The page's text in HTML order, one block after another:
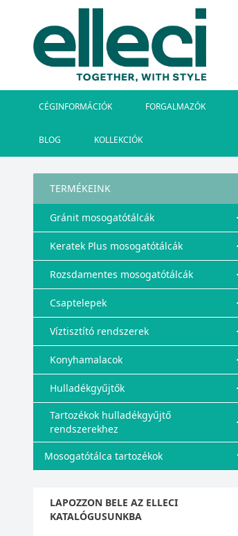
CÉGINFORMÁCIÓK FORGALMAZÓK
BLOG KOLLEKCIÓK
TERMÉKEINK
Gránit mosogatótálcák
Keratek Plus mosogatótálcák
Rozsdamentes mosogatótálcák
Csaptelepek
Víztisztító rendszerek
Konyhamalacok
Hulladékgyűjtők
Tartozékok hulladékgyűjtő
rendszerekhez
Mosogatótálca tartozékok
LAPOZZON BELE AZ ELLECI
KATALÓGUSUNKBA
hozza ki a legtöbbet az extra